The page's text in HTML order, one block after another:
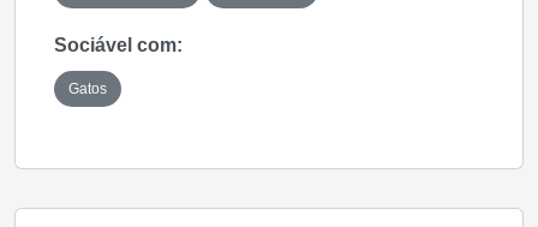
Sociável com:
Gatos